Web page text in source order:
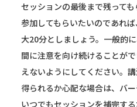
セッションの最後まで残って
参加してもらいたいのであれ
大20分としましょう。一般的
間に注意を向け続けることが
えないようにしてください。
得られるか心配な場合は、バ
いつでもセッションを補完す